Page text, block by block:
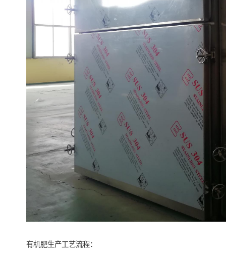
有机肥生产工艺流程：